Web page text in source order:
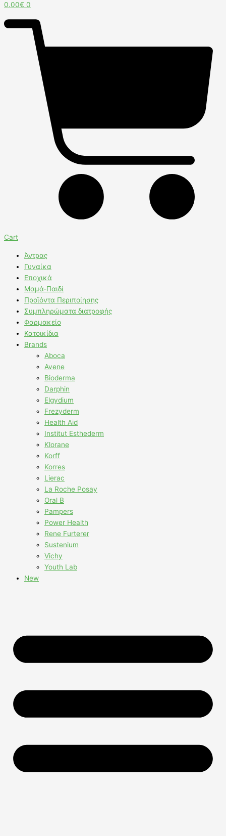
0.00€ 0
Cart
Άντρας
Γυναίκα
Εποχικά
Μαμά-Παιδί
Προϊόντα Περιποίησης
Συμπληρώματα διατροφής
Φαρμακείο
Κατοικίδια
Brands
Aboca
Avene
Bioderma
Darphin
Elgydium
Frezyderm
Health Aid
Institut Esthederm
Klorane
Korff
Korres
Lierac
La Roche Posay
Oral B
Pampers
Power Health
Rene Furterer
Sustenium
Vichy
Youth Lab
New